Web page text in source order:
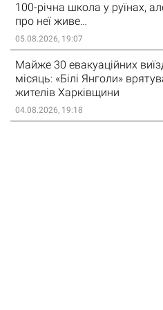
100-річна школа у руїнах,
про неї живе…
05.08.2026, 19:07
Майже 30 евакуаційних
місяць: «Білі Янголи»
жителів Харківщини
04.08.2026, 19:18